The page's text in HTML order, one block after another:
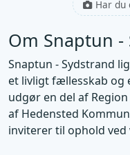
Har du
Om Snaptun -
Snaptun - Sydstrand
et livligt fællesskab og
udgør en del af
af Hedensted
inviterer til ophold ved